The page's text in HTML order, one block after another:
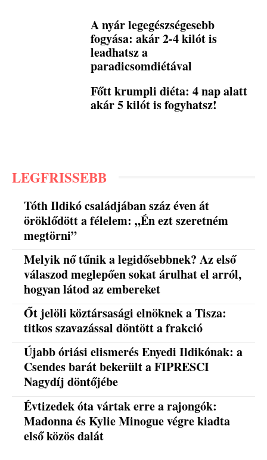
A nyár legegészségesebb
fogyása: akár 2-4 kilót is
leadhatsz a
paradicsomdiétával
Főtt krumpli diéta: 4 nap alatt
akár 5 kilót is fogyhatsz!
LEGFRISSEBB
Tóth Ildikó családjában száz éven át
öröklődött a félelem: „Én ezt szeretném
megtörni”
Melyik nő tűnik a legidősebbnek? Az első
válaszod meglepően sokat árulhat el arról,
hogyan látod az embereket
Őt jelöli köztársasági elnöknek a Tisza:
titkos szavazással döntött a frakció
Újabb óriási elismerés Enyedi Ildikónak: a
Csendes barát bekerült a FIPRESCI
Nagydíj döntőjébe
Évtizedek óta vártak erre a rajongók:
Madonna és Kylie Minogue végre kiadta
első közös dalát